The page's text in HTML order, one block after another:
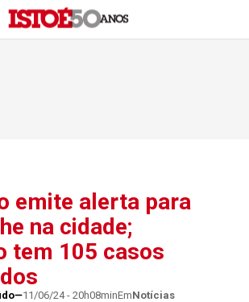
emite alerta para
na cidade;
tem 105 casos
11/06/24 - 20h08minEmNotícias